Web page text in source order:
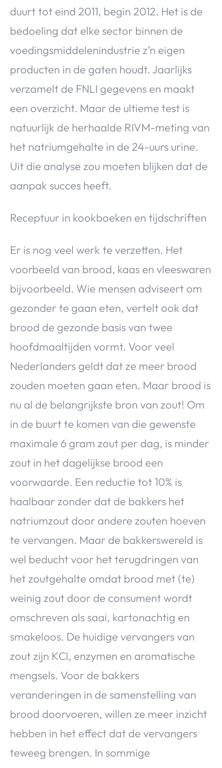
duurt tot eind 2011, begin 2012. Het is de
bedoeling dat elke sector binnen de
voedingsmiddelenindustrie z’n eigen
producten in de gaten houdt. Jaarlijks
verzamelt de FNLI gegevens en maakt
een overzicht. Maar de ultieme test is
natuurlijk de herhaalde RIVM-meting van
het natriumgehalte in de 24-uurs urine.
Uit die analyse zou moeten blijken dat de
aanpak succes heeft.
Receptuur in kookboeken en tijdschriften
Er is nog veel werk te verzetten. Het
voorbeeld van brood, kaas en vleeswaren
bijvoorbeeld. Wie mensen adviseert om
gezonder te gaan eten, vertelt ook dat
brood de gezonde basis van twee
hoofdmaaltijden vormt. Voor veel
Nederlanders geldt dat ze meer brood
zouden moeten gaan eten. Maar brood is
nu al de belangrijkste bron van zout! Om
in de buurt te komen van die gewenste
maximale 6 gram zout per dag, is minder
zout in het dagelijkse brood een
voorwaarde. Een reductie tot 10% is
haalbaar zonder dat de bakkers het
natriumzout door andere zouten hoeven
te vervangen. Maar de bakkerswereld is
wel beducht voor het terugdringen van
het zoutgehalte omdat brood met (te)
weinig zout door de consument wordt
omschreven als saai, kartonachtig en
smakeloos. De huidige vervangers van
zout zijn KCl, enzymen en aromatische
mengsels. Voor de bakkers
veranderingen in de samenstelling van
brood doorvoeren, willen ze meer inzicht
hebben in het effect dat de vervangers
teweeg brengen. In sommige